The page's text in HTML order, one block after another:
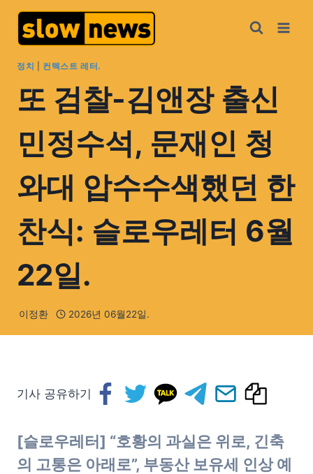
정치 컨텍스트 레터.
또 검찰-김앤장 출신
민정수석, 문재인 청
와대 압수수색했던 한
찬식: 슬로우레터 6월
22일.
이정환 2026년 06월22일.
기사 공유하기
[슬로우레터] “호황의 과실은 위로, 긴축
의 고통은 아래로”, 부동산 보유세 인상 예